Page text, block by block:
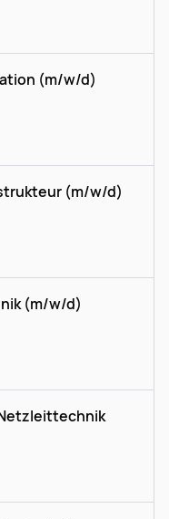
(m/w/d)
(m/w/d)
(m/w/d)